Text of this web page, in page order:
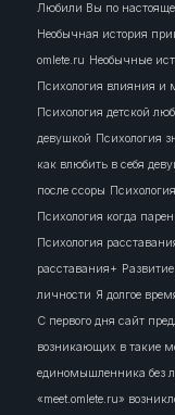
Любили Вы по
Необычная история
omlete.ru Необычные
Психология влияния и
Психология детской
девушкой Психология
как влюбить в себя
после ссоры
Психология когда
Психология
расставания+
личности Я долгое
С первого дня сайт
возникающих в такие
единомышленника без
«meet.omlete.ru»